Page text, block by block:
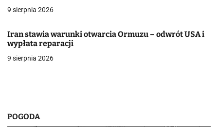
p
i
s
9 sierpnia 2026
Iran stawia warunki otwarcia Ormuzu – odwrót USA i
wypłata reparacji
9 sierpnia 2026
POGODA